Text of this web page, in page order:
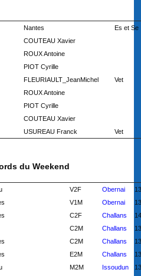
Nantes Es et Se
COUTEAU Xavier
ROUX Antoine
PIOT Cyrille
FLEURIAULT_JeanMichel
Vet
ROUX Antoine
PIOT Cyrille
COUTEAU Xavier
USUREAU Franck
Vet
du Weekend
V2F Obernai
V1M Obernai
C2F Challans
C2M Challans
C2M Challans
E2M Challans
M2M Issoudun